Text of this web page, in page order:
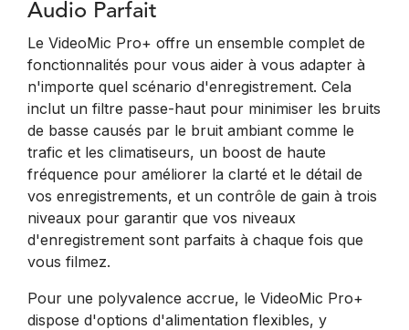
Audio Parfait
Le VideoMic Pro+ offre un ensemble complet de
fonctionnalités pour vous aider à vous adapter à
n'importe quel scénario d'enregistrement. Cela
inclut un filtre passe-haut pour minimiser les bruits
de basse causés par le bruit ambiant comme le
trafic et les climatiseurs, un boost de haute
fréquence pour améliorer la clarté et le détail de
vos enregistrements, et un contrôle de gain à trois
niveaux pour garantir que vos niveaux
d'enregistrement sont parfaits à chaque fois que
vous filmez.
Pour une polyvalence accrue, le VideoMic Pro+
dispose d'options d'alimentation flexibles, y